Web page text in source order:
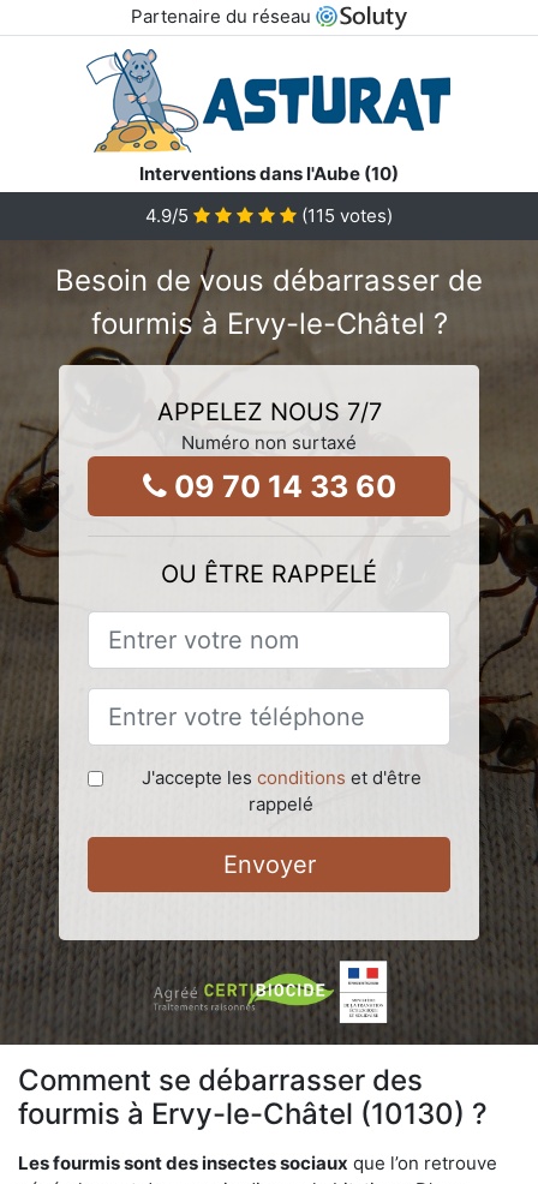
Partenaire du réseau
Interventions dans l'Aube (10)
4.9/5 (115 votes)
Besoin de vous débarrasser de
fourmis à Ervy-le-Châtel ?
APPELEZ NOUS 7/7
Numéro non surtaxé
09 70 14 33 60
OU ÊTRE RAPPELÉ
J'accepte les conditions et d'être
rappelé
Envoyer
Comment se débarrasser des
fourmis à Ervy-le-Châtel (10130) ?
Les fourmis sont des insectes sociaux que l’on retrouve